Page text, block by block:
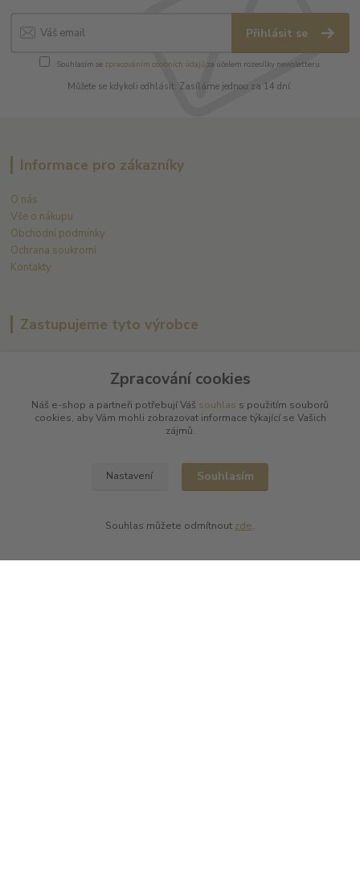
Přihlásit se
Souhlasím se zpracováním osobních údajůza účelem rozesílky newsletteru.
Můžete se kdykoli odhlásit. Zasíláme jednou za 14 dní.
Informace pro zákazníky
O nás
Vše o nákupu
Obchodní podmínky
Ochrana soukromí
Kontakty
Zastupujeme tyto výrobce
Chablis Daniel-Etienne Defaix
Champagne Charles Ellner
Zobrazit další výrobce →
Kde nás najdete
L PLUS - Miloslav Lerch
Zpracování cookies
Náš e-shop a partneři potřebují Váš souhlas s použitím souborů
cookies, aby Vám mohli zobrazovat informace týkající se Vašich
zájmů.
Nastavení Souhlasím
Souhlas můžete odmítnout zde.